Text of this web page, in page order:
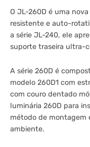
O JL-260D é uma
resistente e auto-
a série JL-240, ele
suporte traseira ultra-
A série 260D é
modelo 260D1 com
com couro dentado
luminária 260D para
método de montagem
ambiente.